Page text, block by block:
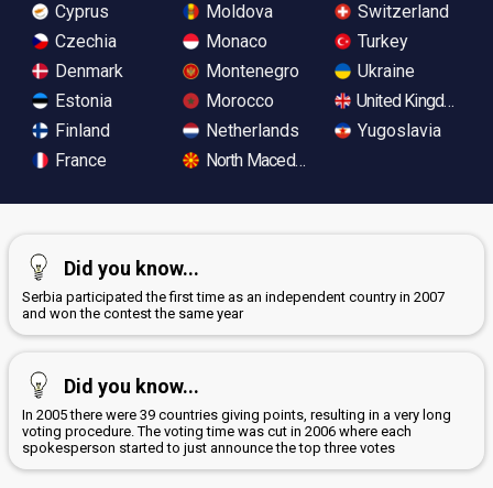
Cyprus
Czechia
Denmark
Estonia
Finland
France
Moldova
Monaco
Montenegro
Morocco
Netherlands
North Macedonia
Switzerland
Turkey
Ukraine
United Kingdom
Yugoslavia
Did you know...
Serbia participated the first time as an independent country in 2007
and won the contest the same year
Did you know...
In 2005 there were 39 countries giving points, resulting in a very long
voting procedure. The voting time was cut in 2006 where each
spokesperson started to just announce the top three votes